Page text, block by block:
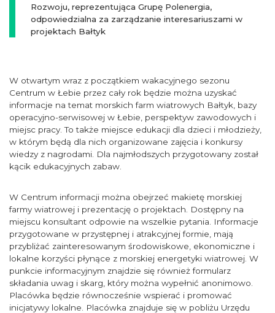
Rozwoju, reprezentująca Grupę Polenergia,
odpowiedzialna za zarządzanie interesariuszami w
projektach Bałtyk
W otwartym wraz z początkiem wakacyjnego sezonu
Centrum w Łebie przez cały rok będzie można uzyskać
informacje na temat morskich farm wiatrowych Bałtyk, bazy
operacyjno-serwisowej w Łebie, perspektyw zawodowych i
miejsc pracy. To także miejsce edukacji dla dzieci i młodzieży,
w którym będą dla nich organizowane zajęcia i konkursy
wiedzy z nagrodami. Dla najmłodszych przygotowany został
kącik edukacyjnych zabaw.
W Centrum informacji można obejrzeć makietę morskiej
farmy wiatrowej i prezentację o projektach. Dostępny na
miejscu konsultant odpowie na wszelkie pytania. Informacje
przygotowane w przystępnej i atrakcyjnej formie, mają
przybliżać zainteresowanym środowiskowe, ekonomiczne i
lokalne korzyści płynące z morskiej energetyki wiatrowej. W
punkcie informacyjnym znajdzie się również formularz
składania uwag i skarg, który można wypełnić anonimowo.
Placówka będzie równocześnie wspierać i promować
inicjatywy lokalne. Placówka znajduje się w pobliżu Urzędu